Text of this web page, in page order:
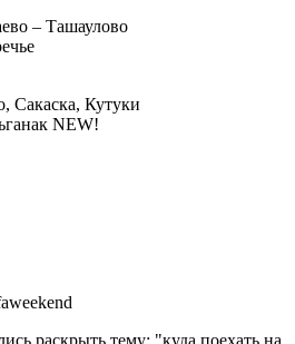
– Ташаулово
Сакаска, Кутуки
NEW!